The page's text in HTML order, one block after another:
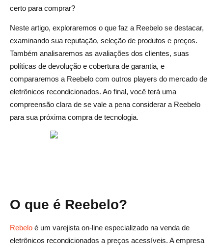
Cobertura de garantia Reebelo
Proteção de dispositivos ReebelOCare
Como funcionam as reivindicações de garantia da
Reebelo
Prós e contras de usar o Reebelo
Vantagens de usar o Reebelo
A Reebelo oferece garantias em seus produtos?
Posso devolver produtos para a Reebelo?
A Rebelo usa peças genuínas?
certo para comprar?
Neste artigo, exploraremos o que faz a Reebelo se destacar,
examinando sua reputação, seleção de produtos e preços.
Também analisaremos as avaliações dos clientes, suas
políticas de devolução e cobertura de garantia, e
compararemos a Reebelo com outros players do mercado de
eletrônicos recondicionados. Ao final, você terá uma
compreensão clara de se vale a pena considerar a Reebelo
para sua próxima compra de tecnologia.
O que é Reebelo?
Rebelo é um varejista on-line especializado na venda de
eletrônicos recondicionados a preços acessíveis. A empresa